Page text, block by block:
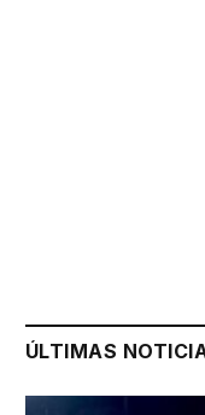
ÚLTIMAS